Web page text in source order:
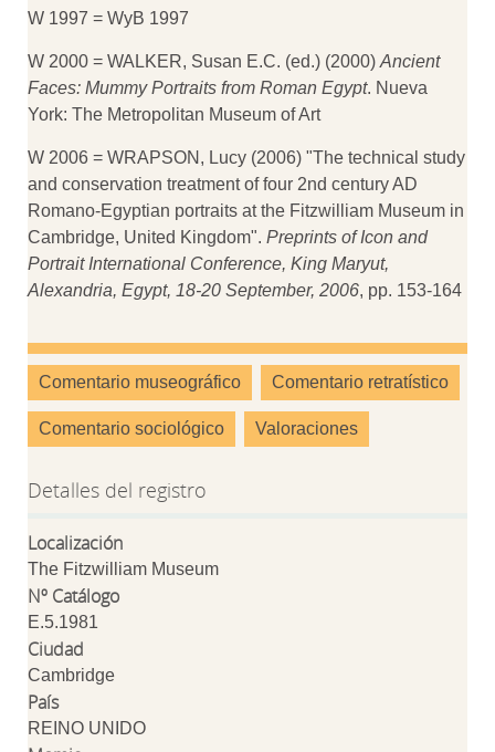
W 1997 = WyB 1997
W 2000 = WALKER, Susan E.C. (ed.) (2000) Ancient
Faces: Mummy Portraits from Roman Egypt. Nueva
York: The Metropolitan Museum of Art
W 2006 = WRAPSON, Lucy (2006) "The technical study
and conservation treatment of four 2nd century AD
Romano-Egyptian portraits at the Fitzwilliam Museum in
Cambridge, United Kingdom". Preprints of Icon and
Portrait International Conference, King Maryut,
Alexandria, Egypt, 18-20 September, 2006, pp. 153-164
Comentario museográfico Comentario retratístico
Comentario sociológico Valoraciones
Detalles del registro
Localización
The Fitzwilliam Museum
Nº Catálogo
E.5.1981
Ciudad
Cambridge
País
REINO UNIDO